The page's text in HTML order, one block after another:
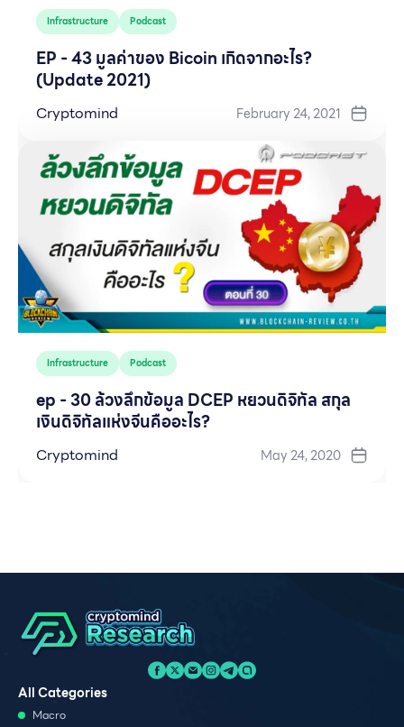
Infrastructure Podcast
EP - 43 มูลค่าของ Bicoin เกิดจากอะไร?
(Update 2021)
Cryptomind February 24, 2021
Infrastructure Podcast
ep - 30 ล้วงลึกข้อมูล DCEP หยวนดิจิทัล สกุล
เงินดิจิทัลแห่งจีนคืออะไร?
Cryptomind May 24, 2020
All Categories
Macro